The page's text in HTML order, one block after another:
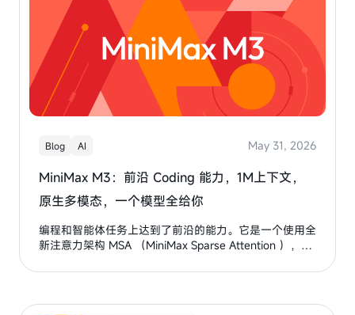
Blog AI May 31, 2026
MiniMax M3：前沿 Coding 能力，1M上下文，
原生多模态，一个模型全给你
编程和智能体任务上达到了前沿的能力。它是一个使用全
新注意力架构 MSA （MiniMax Sparse Attention ），最
它也是一个原生多模态模型。